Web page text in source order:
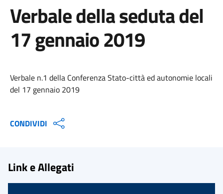
Verbale della seduta del
17 gennaio 2019
Verbale n.1 della Conferenza Stato-città ed autonomie locali
del 17 gennaio 2019
CONDIVIDI
Link e Allegati